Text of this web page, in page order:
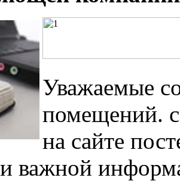
Уважаемые
помещений.
на сайте
важной